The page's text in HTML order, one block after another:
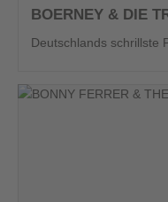
BOERNEY & DIE
Deutschlands schrillste